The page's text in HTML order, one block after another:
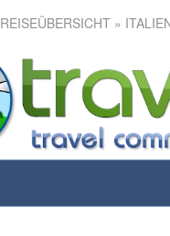
REISEÜBERSICHT »
Italien – Rom